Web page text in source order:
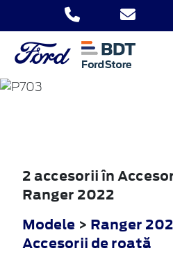
RANGER
2 accesorii în
Ranger 2022
Modele > Ranger
Accesorii de roată